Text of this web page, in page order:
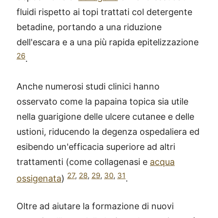
fluidi rispetto ai topi trattati col detergente
betadine, portando a una riduzione
dell'escara e a una più rapida epitelizzazione
26.
Anche numerosi studi clinici hanno
osservato come la papaina topica sia utile
nella guarigione delle ulcere cutanee e delle
ustioni, riducendo la degenza ospedaliera ed
esibendo un'efficacia superiore ad altri
trattamenti (come collagenasi e acqua
ossigenata) 27, 28, 29, 30, 31.
Oltre ad aiutare la formazione di nuovi